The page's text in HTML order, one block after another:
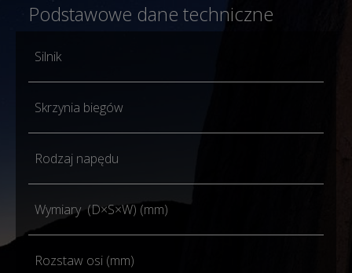
Podstawowe dane techniczne
Silnik
Skrzynia biegów
Rodzaj napędu
Wymiary (D×S×W) (mm)
Rozstaw osi (mm)